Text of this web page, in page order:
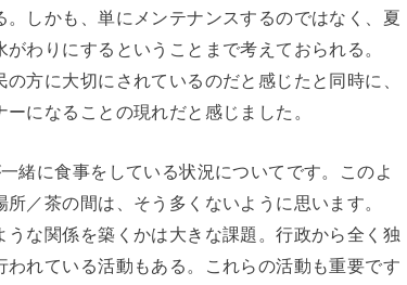
しかも、単にメンテナンスするのではなく、夏
わりにするということまで考えておられる。
方に大切にされているのだと感じたと同時に、
になることの現れだと感じました。
緒に食事をしている状況についてです。このよ
／茶の間は、そう多くないように思います。
な関係を築くかは大きな課題。行政から全く独
れている活動もある。これらの活動も重要です